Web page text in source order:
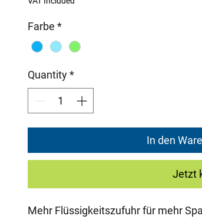
Farbe *
Quantity*
In den
Jetzt
Mehr Flüssigkeitszufuhr für mehr